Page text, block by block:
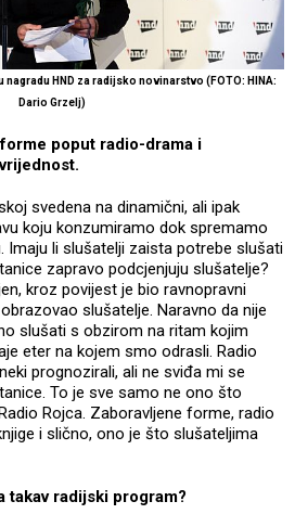
HND za radijsko novinarstvo (FOTO: HINA:
Dario Grzelj)
poput radio-drama i
svedena na dinamični, ali ipak
koju konzumiramo dok spremamo
Imaju li slušatelji zaista potrebe slušati
zapravo podcjenjuju slušatelje?
kroz povijest je bio ravnopravni
slušatelje. Naravno da nije
slušati s obzirom na ritam kojim
eter na kojem smo odrasli. Radio
prognozirali, ali ne sviđa mi se
To je sve samo ne ono što
Rojca. Zaboravljene forme, radio
i slično, ono je što slušateljima
takav radijski program?